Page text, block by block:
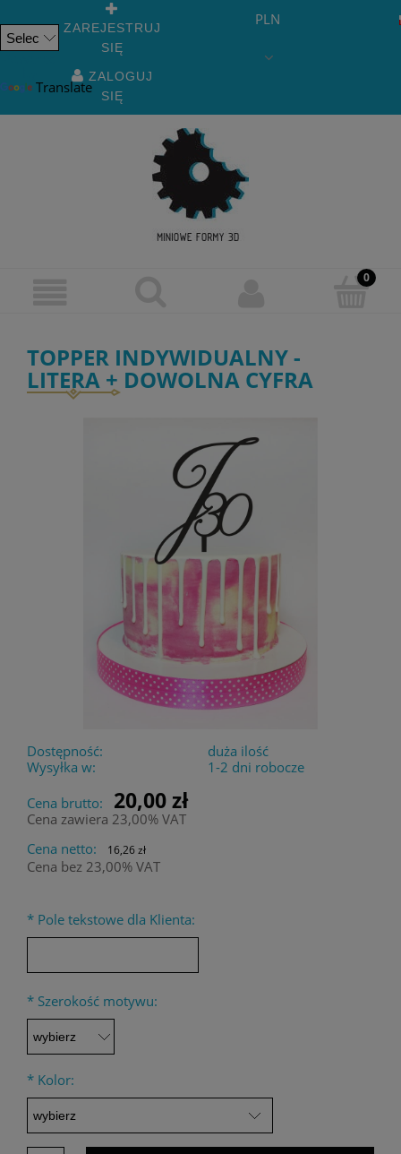
Translate
ZAREJESTRUJ
SIĘ
ZALOGUJ
SIĘ
PLN
TOPPER INDYWIDUALNY -
LITERA + DOWOLNA CYFRA
Dostępność:
duża ilość
Wysyłka w:
1-2 dni robocze
Cena brutto:
20,00 zł
Cena zawiera 23,00% VAT
Cena netto:
16,26 zł
Cena bez 23,00% VAT
* Pole tekstowe dla Klienta:
* Szerokość motywu:
* Kolor: